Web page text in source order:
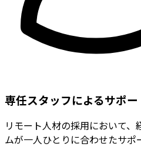
専任スタッフによるサポー
リモート人材の採用において
ムが一人ひとりに合わせたサポ